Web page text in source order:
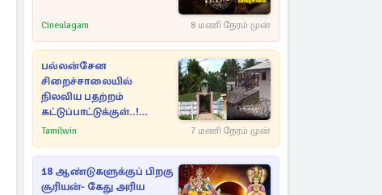
Cineulagam 8 மணி நேரம் முன்
பல்லன்சேன
சிறைச்சாலையில்
நிலவிய பதற்றம்
கட்டுப்பாட்டுக்குள்..!
அதிரடியாக களமிறங்கிய
Tamilwin 7 மணி நேரம் முன்
18 ஆண்டுகளுக்குப் பிறகு
சூரியன்- கேது அரிய